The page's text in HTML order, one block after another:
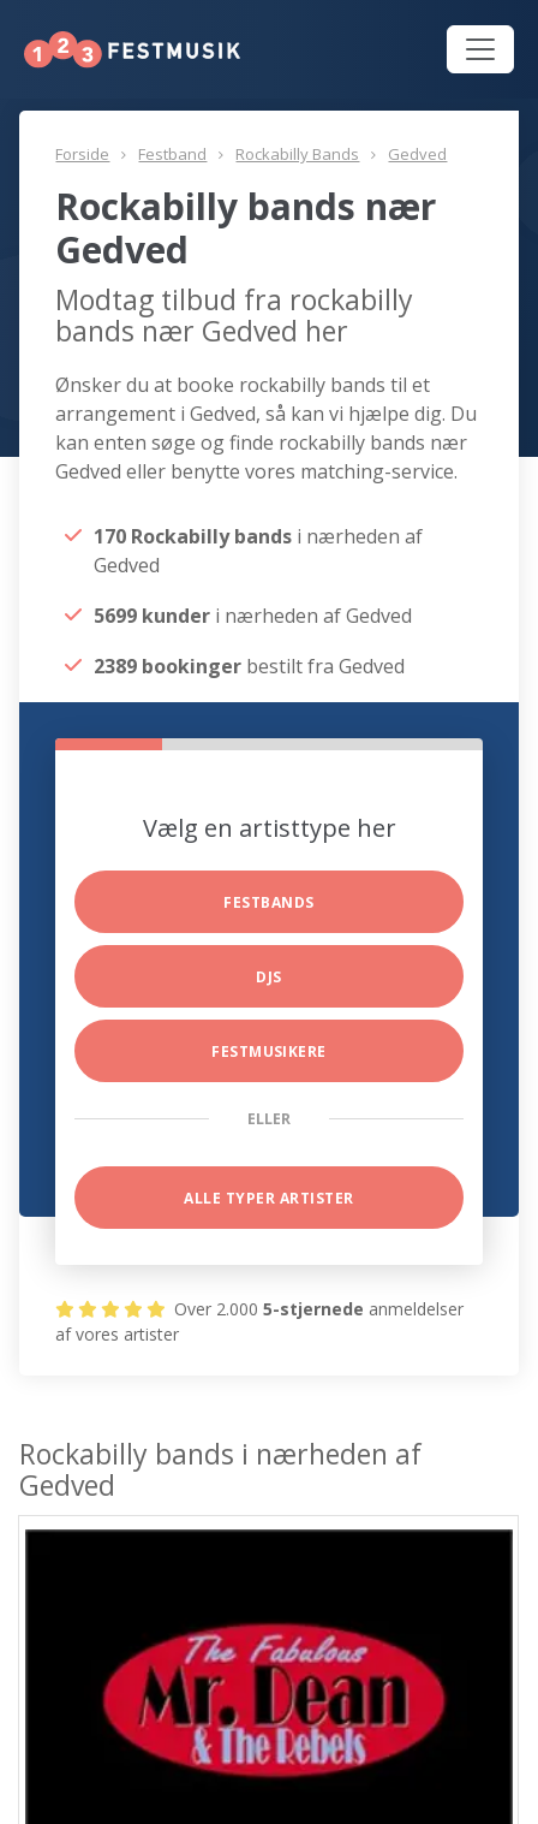
Forside Festband Rockabilly Bands Gedved
Rockabilly bands nær
Gedved
Modtag tilbud fra rockabilly
bands nær Gedved her
Ønsker du at booke rockabilly bands til et
arrangement i Gedved, så kan vi hjælpe dig. Du
kan enten søge og finde rockabilly bands nær
Gedved eller benytte vores matching-service.
170 Rockabilly bands i nærheden af
Gedved
5699 kunder i nærheden af Gedved
2389 bookinger bestilt fra Gedved
Vælg en artisttype her
FESTBANDS
DJS
FESTMUSIKERE
ELLER
ALLE TYPER ARTISTER
Over 2.0005-stjernede anmeldelser
af vores artister
Rockabilly bands i nærheden af
Gedved